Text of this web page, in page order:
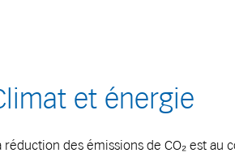
et énergie
réduction des émissions de CO₂ est